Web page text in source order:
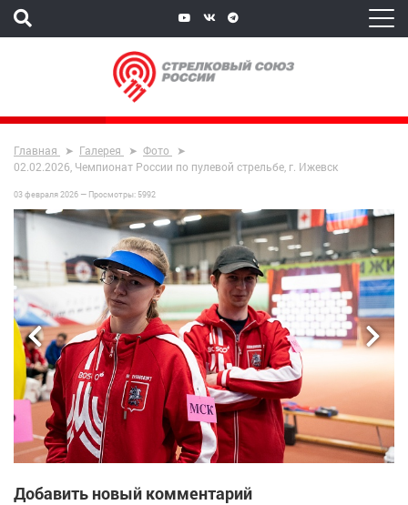
Главная Галерея
Фото
02.02.2026, Чемпионат России по пулевой стрельбе, г. Ижевск
03 февраля 2026 — Просмотры: 5992
Добавить новый комментарий